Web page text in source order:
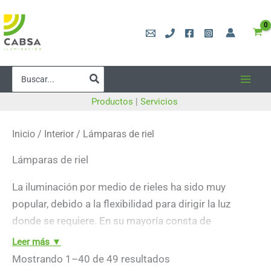
al
contenido
por:
Productos | Servicios
Inicio / Interior / Lámparas de riel
Lámparas de riel
La iluminación por medio de rieles ha sido muy
popular, debido a la flexibilidad para dirigir la luz
donde se requiere. En su mayoría consta de
luminarias de acentos, pero también está disponible
para luz general.
Leer más ▼
Mostrando 1–40 de 49 resultados